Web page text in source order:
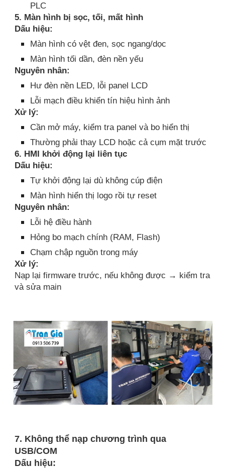
PLC
5. Màn hình bị sọc, tối, mất hình
Dấu hiệu:
Màn hình có vệt đen, sọc ngang/dọc
Màn hình tối dần, đèn nền yếu
Nguyên nhân:
Hư đèn nền LED, lỗi panel LCD
Lỗi mạch điều khiển tín hiệu hình ảnh
Xử lý:
Cần mở máy, kiểm tra panel và bo hiển thị
Thường phải thay LCD hoặc cả cụm mặt trước
6. HMI khởi động lại liên tục
Dấu hiệu:
Tự khởi động lại dù không cúp điện
Màn hình hiển thị logo rồi tự reset
Nguyên nhân:
Lỗi hệ điều hành
Hỏng bo mạch chính (RAM, Flash)
Chạm chập nguồn trong máy
Xử lý:
Nạp lại firmware trước, nếu không được → kiểm tra
và sửa main
7. Không thể nạp chương trình qua
USB/COM
Dấu hiệu: